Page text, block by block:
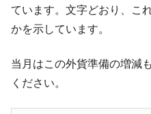
『Money1』
【韓国の外貨
ル。外平債の発行「19.4億ド
ーにウソのデータを入力し
『Money1』
ています。文字どおり、こ
かを示しています。
当月はこの外貨準備の増減
ください。